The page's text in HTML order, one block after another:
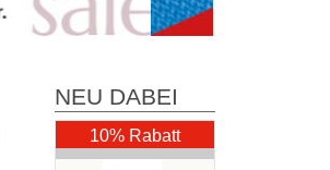
NEU DABEI
10% Rabatt